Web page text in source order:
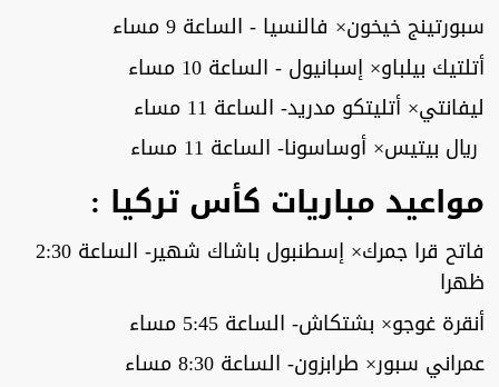
سبورتينج خيخون× فالنسيا - الساعة 9 مساء
أتلتيك بيلباو× إسبانيول - الساعة 10 مساء
ليفانتي× أتليتكو مدريد- الساعة 11 مساء
ريال بيتيس× أوساسونا- الساعة 11 مساء
مواعيد مباريات كأس تركيا :
فاتح قرا جمرك× إسطنبول باشاك شهير- الساعة 2:30
ظهرا
أنقرة غوجو× بشتكاش- الساعة 5:45 مساء
عمراني سبور× طرابزون- الساعة 8:30 مساء